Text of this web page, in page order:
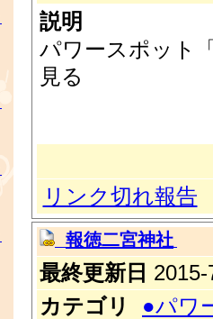
説明
パワースポット
見る
リンク切れ報告
報徳二宮神社
最終更新日
カテゴリ
●パワ